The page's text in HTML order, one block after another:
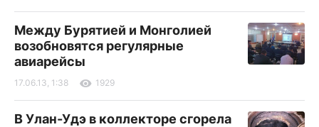
Между Бурятией и Монголией
возобновятся регулярные
авиарейсы
17.06.13, 1:38 1929
В Улан-Удэ в коллекторе сгорела